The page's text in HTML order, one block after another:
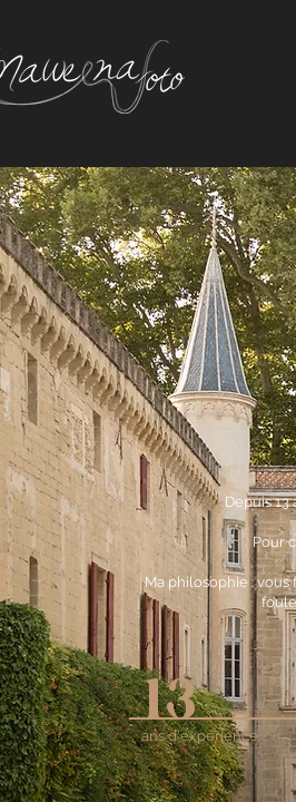
Depuis
Pour
Ma philosophie : vous
13
ans d'expérience